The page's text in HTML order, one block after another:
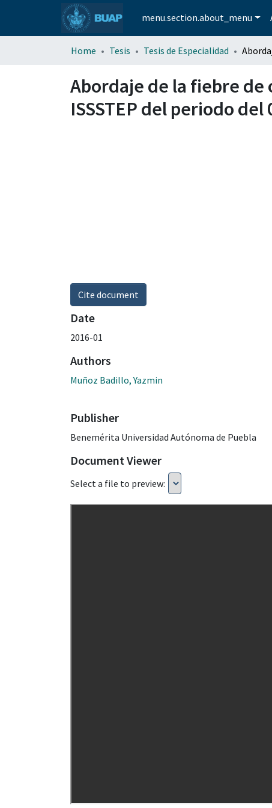
menu.section.about_menu
Home Tesis Tesis de Especialidad
Abordaje de la fiebre
ISSSTEP del periodo
Cite document
Date
2016-01
Authors
Muñoz Badillo, Yazmin
Publisher
Benemérita Universidad Autónoma de Puebla
Document Viewer
Select a file to preview: